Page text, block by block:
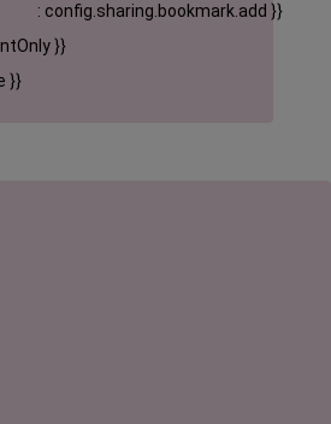
: config.sharing.bookmark.add }}
}}
}}